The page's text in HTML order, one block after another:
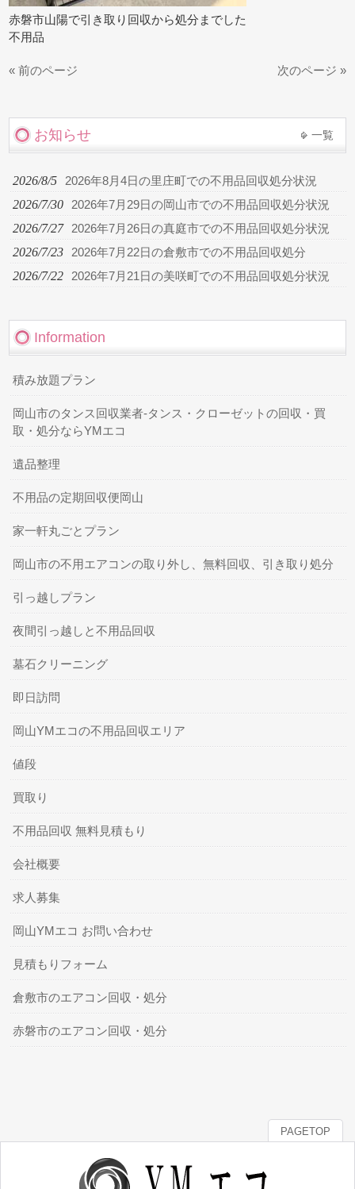
赤磐市山陽で引き取り回収から処分までした
不用品
« 前のページ 次のページ »
お知らせ 一覧
2026/8/5 2026年8月4日の里庄町での不用品回収処分状況
2026/7/30 2026年7月29日の岡山市での不用品回収処分状況
2026/7/27 2026年7月26日の真庭市での不用品回収処分状況
2026/7/23 2026年7月22日の倉敷市での不用品回収処分
2026/7/22 2026年7月21日の美咲町での不用品回収処分状況
Information
積み放題プラン
岡山市のタンス回収業者-タンス・クローゼットの回収・買
取・処分ならYMエコ
遺品整理
不用品の定期回収便岡山
家一軒丸ごとプラン
岡山市の不用エアコンの取り外し、無料回収、引き取り処分
引っ越しプラン
夜間引っ越しと不用品回収
墓石クリーニング
即日訪問
岡山YMエコの不用品回収エリア
値段
買取り
不用品回収 無料見積もり
会社概要
求人募集
岡山YMエコ お問い合わせ
見積もりフォーム
倉敷市のエアコン回収・処分
赤磐市のエアコン回収・処分
PAGETOP